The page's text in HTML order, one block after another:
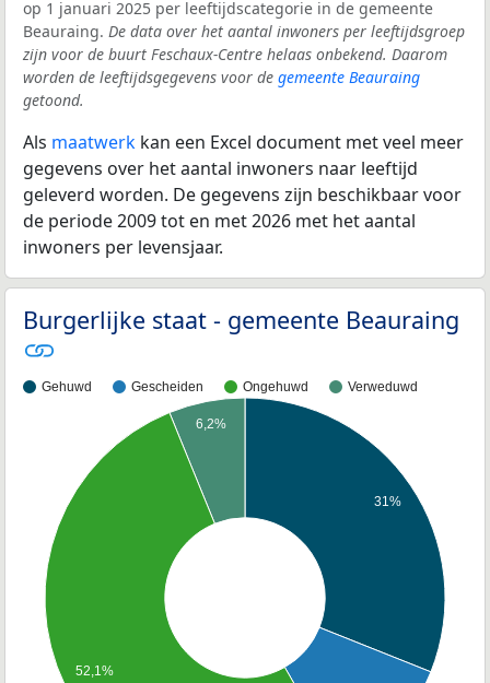
op 1 januari 2025 per leeftijdscategorie in de gemeente
Beauraing. De data over het aantal inwoners per leeftijdsgroep
zijn voor de buurt Feschaux-Centre helaas onbekend. Daarom
worden de leeftijdsgegevens voor de gemeente Beauraing
getoond.
Als maatwerk kan een Excel document met veel meer
gegevens over het aantal inwoners naar leeftijd
geleverd worden. De gegevens zijn beschikbaar voor
de periode 2009 tot en met 2026 met het aantal
inwoners per levensjaar.
Burgerlijke staat - gemeente Beauraing
Gehuwd Gescheiden Ongehuwd Verweduwd
31%
6,2%
52,1%